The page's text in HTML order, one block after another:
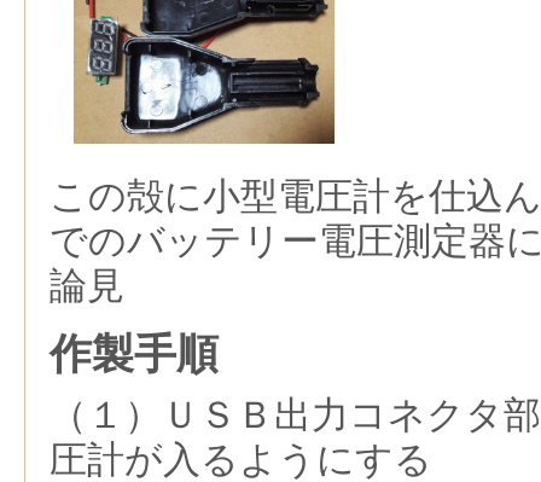
この殻に小型電圧計を仕込
でのバッテリー電圧測定器
論見
作製手順
（１）ＵＳＢ出力コネクタ
圧計が入るようにする